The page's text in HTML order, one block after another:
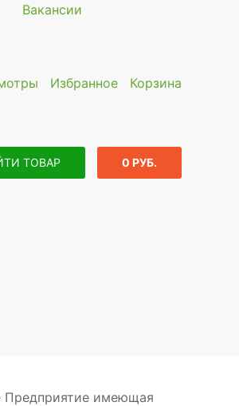
Вакансии
Избранное Корзина
ТОВАР 0 РУБ.
Предприятие имеющая